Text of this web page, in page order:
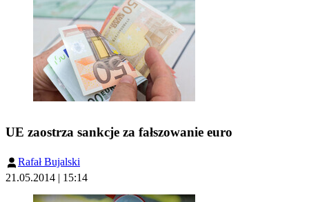
UE zaostrza sankcje za fałszowanie euro
Rafał Bujalski
21.05.2014 | 15:14